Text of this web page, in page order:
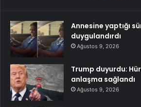
Annesine yaptığı
duygulandırdı
Ağustos 9, 2026
Trump duyurdu:
anlaşma sağlandı
Ağustos 9, 2026